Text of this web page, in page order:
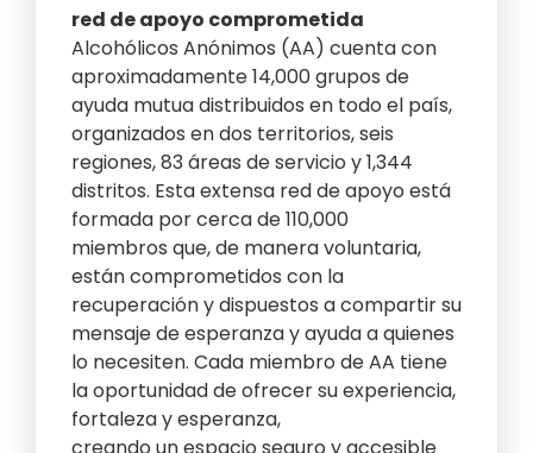
red de apoyo comprometida
Alcohólicos Anónimos (AA) cuenta con
aproximadamente 14,000 grupos de
ayuda mutua distribuidos en todo el país,
organizados en dos territorios, seis
regiones, 83 áreas de servicio y 1,344
distritos. Esta extensa red de apoyo está
formada por cerca de 110,000
miembros que, de manera voluntaria,
están comprometidos con la
recuperación y dispuestos a compartir su
mensaje de esperanza y ayuda a quienes
lo necesiten. Cada miembro de AA tiene
la oportunidad de ofrecer su experiencia,
fortaleza y esperanza,